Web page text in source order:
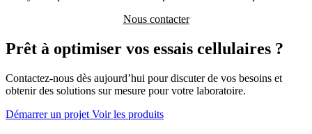
Nous contacter
Prêt à optimiser vos essais cellulaires ?
Contactez-nous dès aujourd’hui pour discuter de vos besoins et
obtenir des solutions sur mesure pour votre laboratoire.
Démarrer un projet Voir les produits